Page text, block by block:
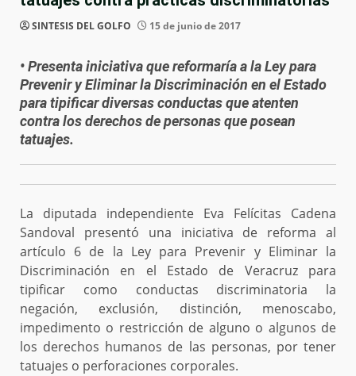
SINTESIS DEL GOLFO 15 de junio de 2017
• Presenta iniciativa que reformaría a la Ley para
Prevenir y Eliminar la Discriminación en el Estado
para tipificar diversas conductas que atenten
contra los derechos de personas que posean
tatuajes.
La diputada independiente Eva Felícitas Cadena
Sandoval presentó una iniciativa de reforma al
artículo 6 de la Ley para Prevenir y Eliminar la
Discriminación en el Estado de Veracruz para
tipificar como conductas discriminatoria la
negación, exclusión, distinción, menoscabo,
impedimento o restricción de alguno o algunos de
los derechos humanos de las personas, por tener
tatuajes o perforaciones corporales.